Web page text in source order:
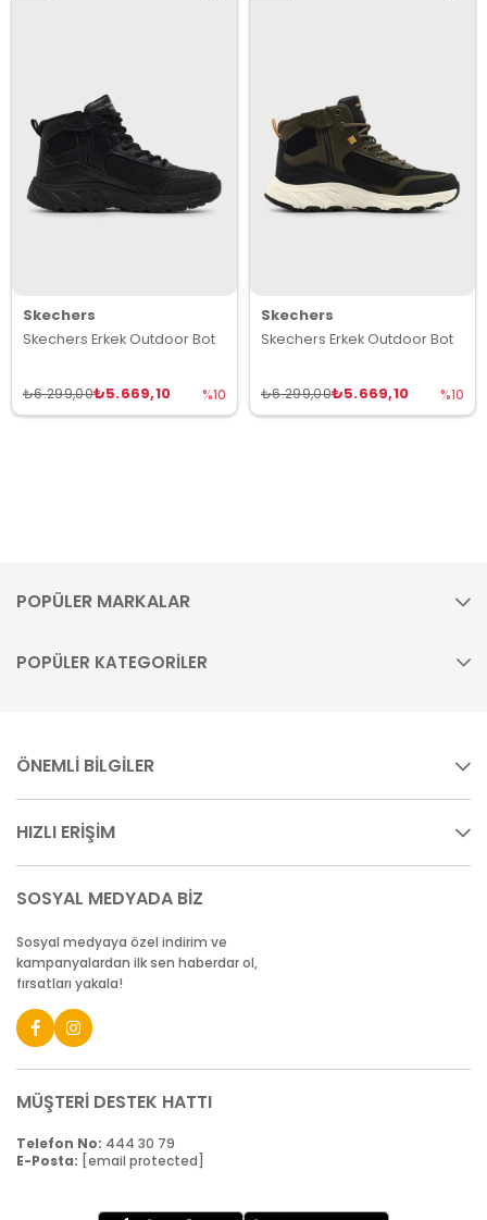
Skechers
Skechers Erkek Outdoor Bot
₺5.669,10
₺6.299,00 %10
Skechers
Skechers Erkek Outdoor Bot
₺5.669,10
₺6.299,00 %10
POPÜLER MARKALAR
POPÜLER KATEGORİLER
ÖNEMLİ BİLGİLER
HIZLI ERİŞİM
SOSYAL MEDYADA BİZ
Sosyal medyaya özel indirim ve
kampanyalardan ilk sen haberdar ol,
fırsatları yakala!
MÜŞTERİ DESTEK HATTI
Telefon No: 444 30 79
E-Posta: [email protected]